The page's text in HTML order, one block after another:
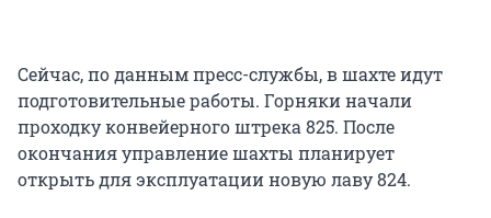
Сейчас, по данным пресс-службы, в шахте идут
подготовительные работы. Горняки начали
проходку конвейерного штрека 825. После
окончания управление шахты планирует
открыть для эксплуатации новую лаву 824.